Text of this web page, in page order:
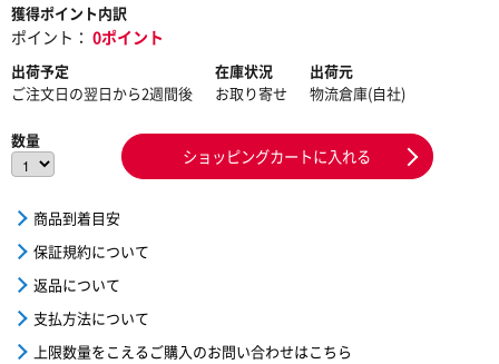
獲得ポイント内訳
ポイント： 0ポイント
出荷予定
ご注文日の翌日から2週間後
在庫状況
お取り寄せ
出荷元
物流倉庫(自社)
数量
ショッピングカートに入れる
商品到着目安
保証規約について
返品について
支払方法について
上限数量をこえるご購入のお問い合わせはこちら